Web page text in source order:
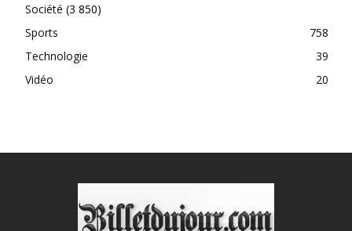
Société (3 850)
Sports
758
Technologie
39
Vidéo
20